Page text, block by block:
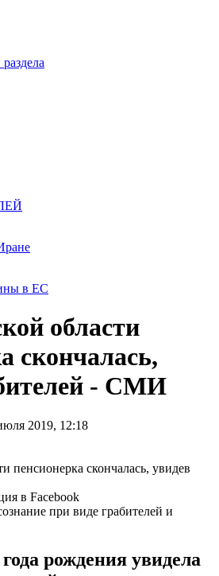
в ЕС
области
скончалась,
- СМИ
2019, 12:18
в Facebook
при виде грабителей и
рождения увидела